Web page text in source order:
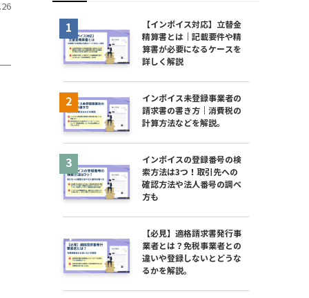
【インボイス対応】立替金
精算書とは｜記載要件や精
算書が必要になるケースを
詳しく解説
インボイス未登録事業者の
請求書の書き方｜消費税の
計算方法などを解説。
インボイスの登録番号の検
索方法は3つ！取引先への
確認方法や法人番号の調べ
方も
【必見】適格請求書発行事
業者とは？免税事業者との
違いや登録しないとどうな
るかを解説。